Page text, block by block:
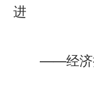
进
——经济持